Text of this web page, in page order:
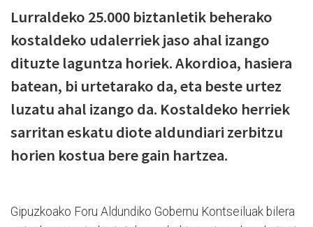
Lurraldeko 25.000 biztanletik beherako
kostaldeko udalerriek jaso ahal izango
dituzte laguntza horiek. Akordioa, hasiera
batean, bi urtetarako da, eta beste urtez
luzatu ahal izango da. Kostaldeko herriek
sarritan eskatu diote aldundiari zerbitzu
horien kostua bere gain hartzea.
Gipuzkoako Foru Aldundiko Gobernu Kontseiluak bilera